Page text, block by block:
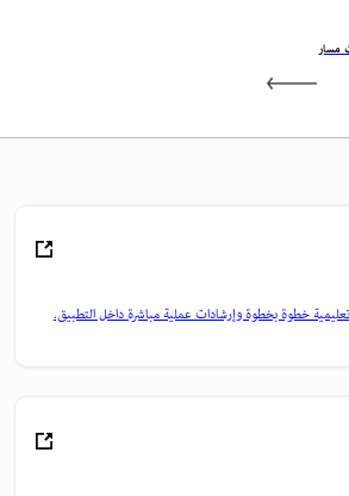
مسار
خطوة بخطوة وإرشادات عملية مباشرة داخل التطبيق.